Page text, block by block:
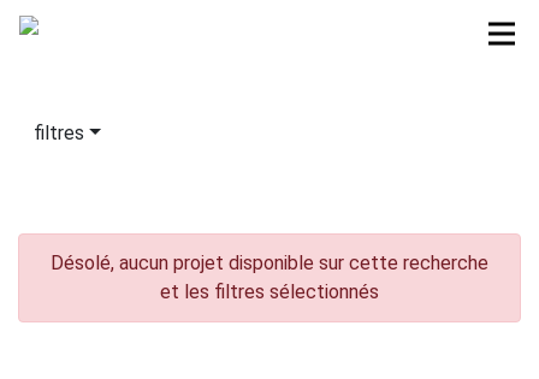
filtres
Désolé, aucun projet disponible sur cette recherche
et les filtres sélectionnés